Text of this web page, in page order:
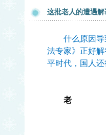
这批老人的遭遇
什么原因导致
法专家》正好
平时代，国人
老